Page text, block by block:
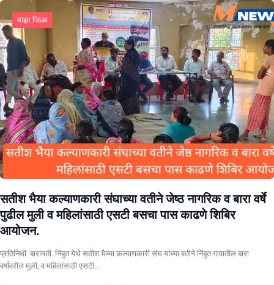
माझा जिल्हा
सतीश भैया कल्याणकारी संघाच्या वतीने जेष्ठ नागरिक व बारा वर्षे
पुढील मुली व महिलांसाठी एसटी बसचा पास काढणे शिबिर
आयोजन.
प्रतिनिधी बारामती. निंबुत येथे सतीश भैय्या कल्याणकारी संघ यांच्या वतीने निंबुत गावातील बारा
वर्षावरील मुली, व महिलांसाठी एसटी…